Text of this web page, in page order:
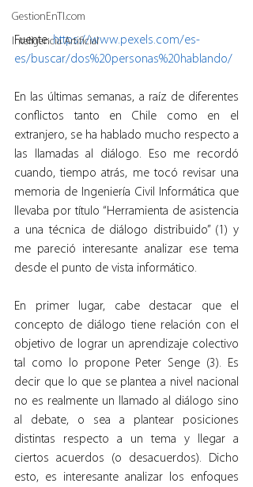
GestionEnTI.com
Inteligencia Artificial
Fuente: https://www.pexels.com/es-
es/buscar/dos%20personas%20hablando/
En las últimas semanas, a raíz de diferentes
conflictos tanto en Chile como en el
extranjero, se ha hablado mucho respecto a
las llamadas al diálogo. Eso me recordó
cuando, tiempo atrás, me tocó revisar una
memoria de Ingeniería Civil Informática que
llevaba por título “Herramienta de asistencia
a una técnica de diálogo distribuido” (1) y
me pareció interesante analizar ese tema
desde el punto de vista informático.
En primer lugar, cabe destacar que el
concepto de diálogo tiene relación con el
objetivo de lograr un aprendizaje colectivo
tal como lo propone Peter Senge (3). Es
decir que lo que se plantea a nivel nacional
no es realmente un llamado al diálogo sino
al debate, o sea a plantear posiciones
distintas respecto a un tema y llegar a
ciertos acuerdos (o desacuerdos). Dicho
esto, es interesante analizar los enfoques